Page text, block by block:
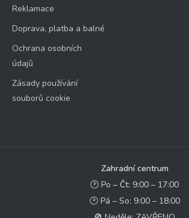
Reklamace
Doprava, platba a balné
Ochrana osobních
údajů
Zásady používání
souborů cookie
Zahradní centrum
🕑 Po – Čt: 9:00 – 17:00
🕑 Pá – So: 9:00 – 18:00